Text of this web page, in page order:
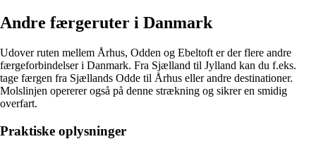
Andre færgeruter i Danmark
Udover ruten mellem Århus, Odden og Ebeltoft er der flere andre
færgeforbindelser i Danmark. Fra Sjælland til Jylland kan du f.eks.
tage færgen fra Sjællands Odde til Århus eller andre destinationer.
Molslinjen opererer også på denne strækning og sikrer en smidig
overfart.
Praktiske oplysninger